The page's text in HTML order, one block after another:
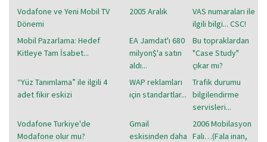
Vodafone ve Yeni Mobil TV
Dönemi
2005 Aralık
VAS numaraları ile
ilgili bilgi... CSC!
Mobil Pazarlama: Hedef
Kitleye Tam İsabet...
EA Jamdat'ı 680
milyon$'a satın
aldı...
Bu topraklardan
"Case Study"
çıkar mı?
“Yüz Tanımlama” ile ilgili 4
adet fikir eskizi
WAP reklamları
için standartlar...
Trafik durumu
bilgilendirme
servisleri...
Vodafone Turkiye'de
Modafone olur mu?
Gmail
eskisinden daha
2006 Mobilasyon
Falı…(Fala inan,